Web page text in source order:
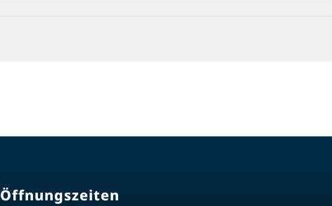
Öffnungszeiten